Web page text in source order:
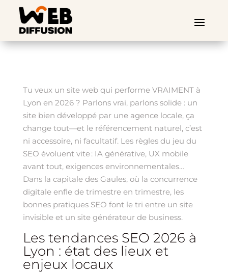
Tu veux un site web qui performe VRAIMENT à
Lyon en 2026 ? Parlons vrai, parlons solide : un
site bien développé par une agence locale, ça
change tout—et le référencement naturel, c’est
ni accessoire, ni facultatif. Les règles du jeu du
SEO évoluent vite : IA générative, UX mobile
avant tout, exigences environnementales…
Dans la capitale des Gaules, où la concurrence
digitale enfle de trimestre en trimestre, les
bonnes pratiques SEO font le tri entre un site
invisible et un site générateur de business.
Les tendances SEO 2026 à
Lyon : état des lieux et
enjeux locaux